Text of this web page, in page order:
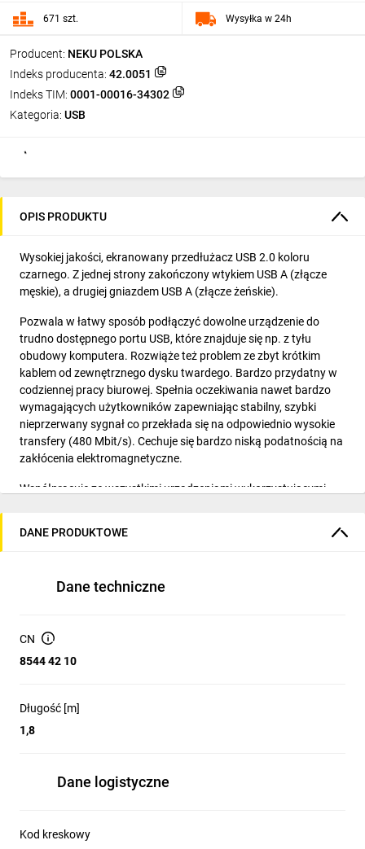
Producent: NEKU POLSKA
Indeks producenta: 42.0051
Indeks TIM: 0001-00016-34302
Kategoria: USB
671 szt. Wysyłka w 24h
OPIS PRODUKTU
Wysokiej jakości, ekranowany przedłużacz USB 2.0 koloru
czarnego. Z jednej strony zakończony wtykiem USB A (złącze
męskie), a drugiej gniazdem USB A (złącze żeńskie).
Pozwala w łatwy sposób podłączyć dowolne urządzenie do
trudno dostępnego portu USB, które znajduje się np. z tyłu
obudowy komputera. Rozwiąże też problem ze zbyt krótkim
kablem od zewnętrznego dysku twardego. Bardzo przydatny w
codziennej pracy biurowej. Spełnia oczekiwania nawet bardzo
wymagających użytkowników zapewniając stabilny, szybki
nieprzerwany sygnał co przekłada się na odpowiednio wysokie
transfery (480 Mbit/s). Cechuje się bardzo niską podatnością na
zakłócenia elektromagnetyczne.
Współpracuje ze wszystkimi urządzeniami wykorzystującymi
Producent: NEKU
Złącze 2:
Standard:
Max. przepustowość:
Złącza:platerowane niklem
Powłoka:polwinit PVC
DANE PRODUKTOWE
Dane techniczne
CN
8544 42 10
Długość [m]
1,8
Dane logistyczne
Kod kreskowy